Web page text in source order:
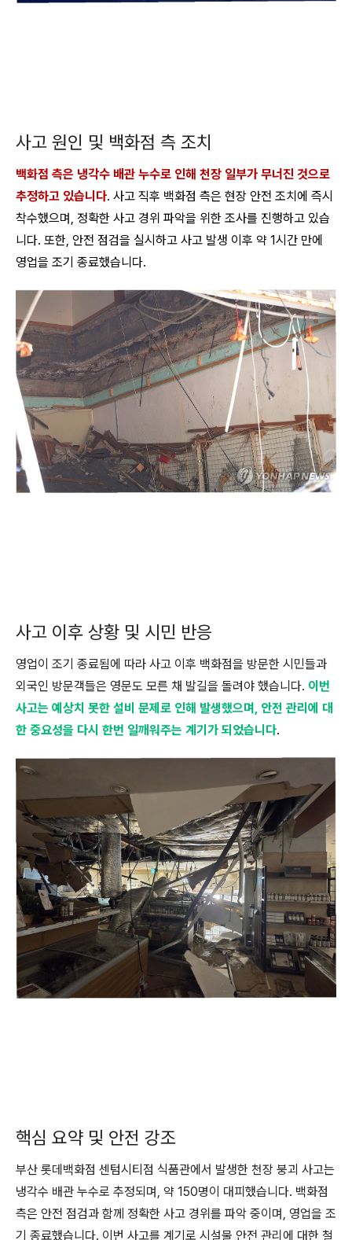
사고 원인 및 백화점 측 조치
백화점 측은 냉각수 배관 누수로 인해 천장 일부가 무너진 것으로
추정하고 있습니다. 사고 직후 백화점 측은 현장 안전 조치에 즉시
착수했으며, 정확한 사고 경위 파악을 위한 조사를 진행하고 있습
니다. 또한, 안전 점검을 실시하고 사고 발생 이후 약 1시간 만에
영업을 조기 종료했습니다.
사고 이후 상황 및 시민 반응
영업이 조기 종료됨에 따라 사고 이후 백화점을 방문한 시민들과
외국인 방문객들은 영문도 모른 채 발길을 돌려야 했습니다. 이번
사고는 예상치 못한 설비 문제로 인해 발생했으며, 안전 관리에 대
한 중요성을 다시 한번 일깨워주는 계기가 되었습니다.
핵심 요약 및 안전 강조
부산 롯데백화점 센텀시티점 식품관에서 발생한 천장 붕괴 사고는
냉각수 배관 누수로 추정되며, 약 150명이 대피했습니다. 백화점
측은 안전 점검과 함께 정확한 사고 경위를 파악 중이며, 영업을 조
기 종료했습니다. 이번 사고를 계기로 시설물 안전 관리에 대한 철